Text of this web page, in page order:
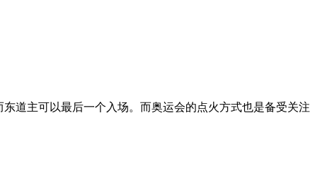
道主可以最后一个入场。而奥运会的点火方式也是备受关注